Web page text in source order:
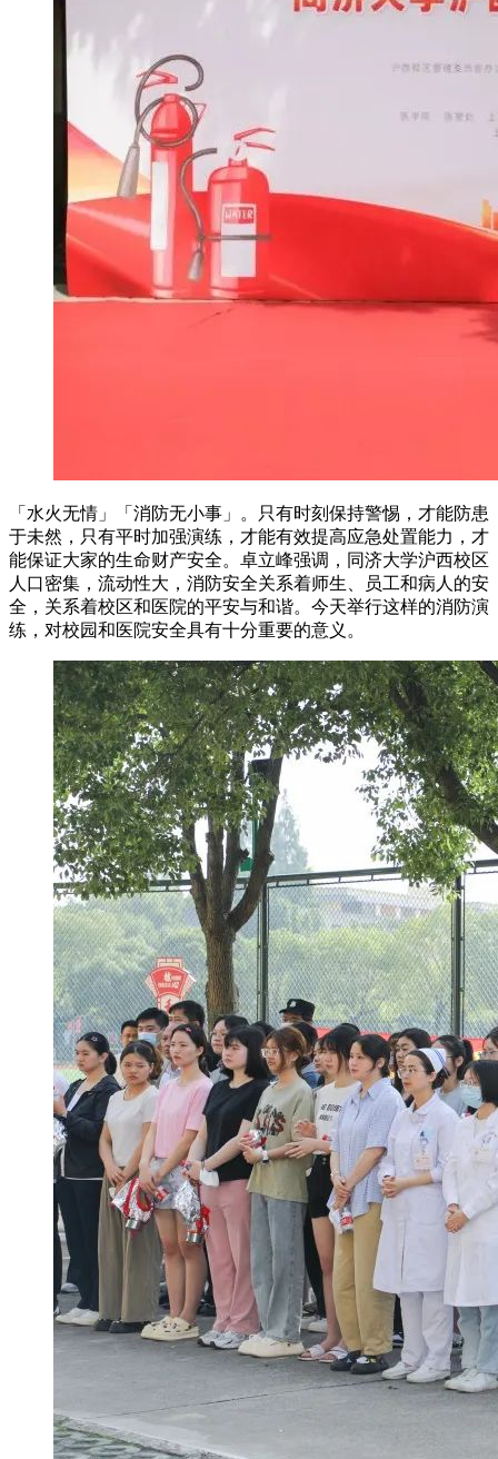
「水火无情」「消防无小事」。只有时刻保持警惕，才能防患
于未然，只有平时加强演练，才能有效提高应急处置能力，才
能保证大家的生命财产安全。卓立峰强调，同济大学沪西校区
人口密集，流动性大，消防安全关系着师生、员工和病人的安
全，关系着校区和医院的平安与和谐。今天举行这样的消防演
练，对校园和医院安全具有十分重要的意义。